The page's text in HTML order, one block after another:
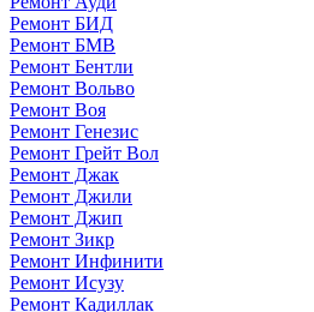
Ремонт БИД
Ремонт БМВ
Ремонт Бентли
Ремонт Вольво
Ремонт Воя
Ремонт Генезис
Ремонт Грейт Вол
Ремонт Джак
Ремонт Джили
Ремонт Джип
Ремонт Зикр
Ремонт Инфинити
Ремонт Исузу
Ремонт Кадиллак